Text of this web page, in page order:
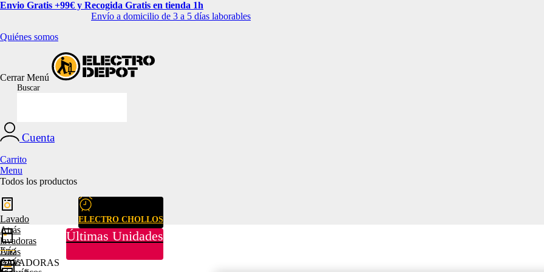
Envio Gratis +99€ y Recogida Gratis en tienda 1h
Envío a domicilio de 3 a 5 días laborables
Quiénes somos
CerrarMenú
Buscar
Cuenta
Carrito
Menu
Todos los productos
ELECTRO CHOLLOS
Últimas Unidades
Lavado
Atrás
lavadoras
Atrás
LAVADORAS
Frío
Atrás